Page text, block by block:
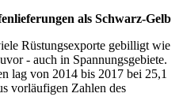
als Schwarz-Gelb
Rüstungsexporte gebilligt wie
- auch in Spannungsgebiete.
lag von 2014 bis 2017 bei 25,1
vorläufigen Zahlen des